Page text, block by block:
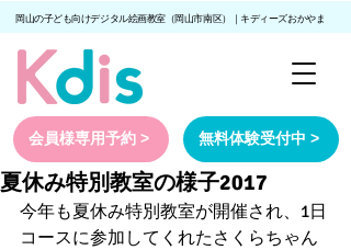
岡山の子ども向けデジタル絵画教室（岡山市南区）｜キディーズおかやま
会員様専用予約 > 無料体験受付中 >
夏休み特別教室の様子2017
今年も夏休み特別教室が開催され、1日
コースに参加してくれたさくらちゃん